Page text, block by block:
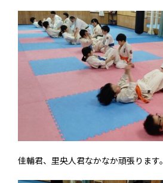
佳輔君、里央人君なかなか頑張ります。